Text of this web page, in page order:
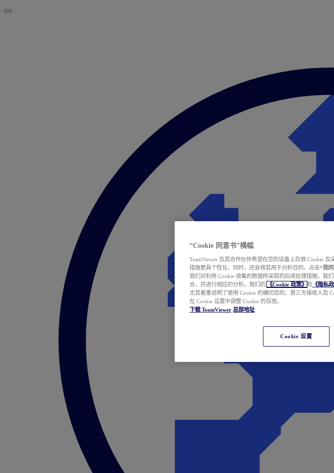
“Cookie 同意书”横幅
TeamViewer 及其合作伙伴希望在您的设备上存放 Cookie
措施更具个性化，同时，还会将其用于分析目的。点击“我
我们对利用 Cookie 收集的数据所采取的后续处理措施，我
合，并进行相应的分析。我们的
《Cookie 政策》 和 《隐私
尤其着重说明了使用 Cookie 的确切目的、第三方接收人及
在 Cookie 设置中调整 Cookie 的存放。
下载 TeamViewer 总部地址
Cookie 设置